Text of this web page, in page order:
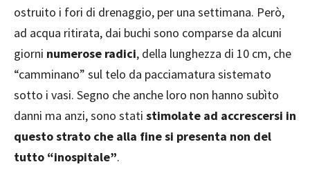
ostruito i fori di drenaggio, per una settimana. Però,
ad acqua ritirata, dai buchi sono comparse da alcuni
giorni numerose radici, della lunghezza di 10 cm, che
“camminano” sul telo da pacciamatura sistemato
sotto i vasi. Segno che anche loro non hanno subìto
danni ma anzi, sono stati stimolate ad accrescersi in
questo strato che alla fine si presenta non del
tutto “inospitale”.